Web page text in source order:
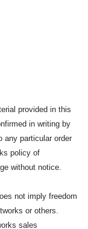
provided in this
in writing by
any particular order
policy of
without notice.
not imply freedom
or others.
sales